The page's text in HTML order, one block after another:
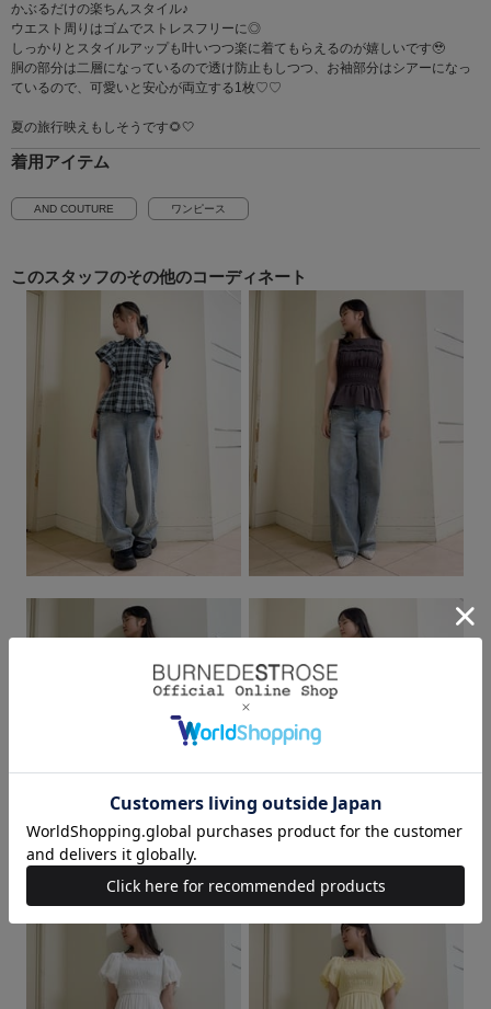
かぶるだけの楽ちんスタイル♪
ウエスト周りはゴムでストレスフリーに◎
しっかりとスタイルアップも叶いつつ楽に着てもらえるのが嬉しいです🥹
胴の部分は二層になっているので透け防止もしつつ、お袖部分はシアーになっ
ているので、可愛いと安心が両立する1枚♡♡
夏の旅行映えもしそうです🌻🤍
着用アイテム
AND COUTURE ワンピース
このスタッフのその他のコーディネート